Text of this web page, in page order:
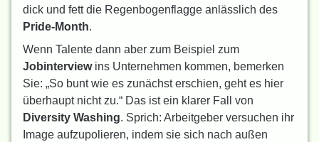
dick und fett die Regenbogenflagge anlässlich des
Pride-Month.
Wenn Talente dann aber zum Beispiel zum
Jobinterviewins Unternehmen kommen, bemerken
Sie: „So bunt wie es zunächst erschien, geht es hier
überhaupt nicht zu.“ Das ist ein klarer Fall von
Diversity Washing. Sprich: Arbeitgeber versuchen ihr
Image aufzupolieren, indem sie sich nach außen